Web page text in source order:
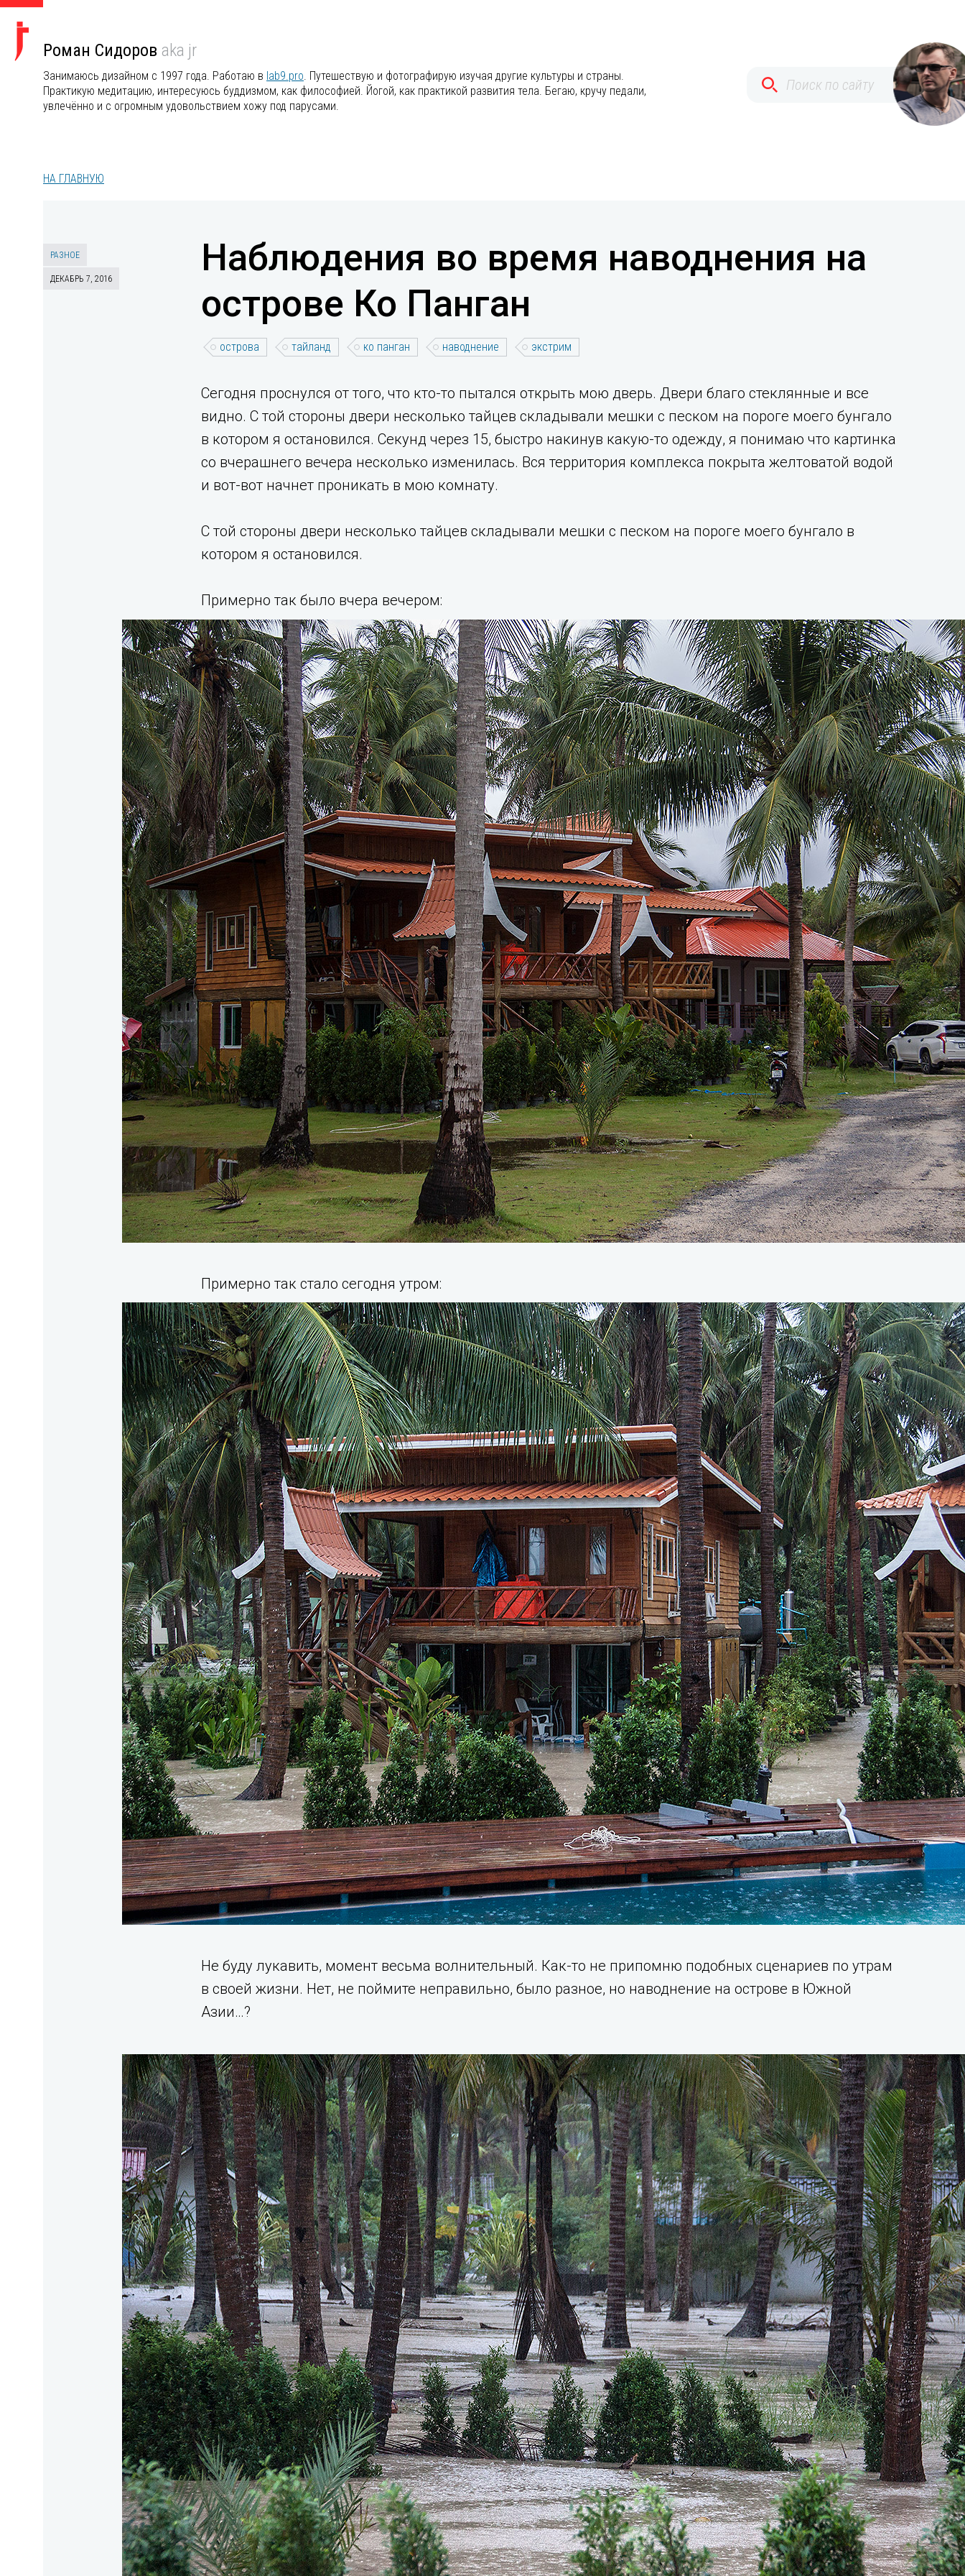
Роман Сидоров aka jr
Занимаюсь дизайном с 1997 года. Работаю в lab9.pro. Путешествую и фотографирую изучая другие культуры и страны.
Практикую медитацию, интересуюсь буддизмом, как философией. Йогой, как практикой развития тела. Бегаю, кручу педали,
увлечённо и с огромным удовольствием хожу под парусами.
НА ГЛАВНУЮ
РАЗНОЕ
ДЕКАБРЬ 7, 2016
Наблюдения во время наводнения на
острове Ко Панган
острова тайланд ко панган наводнение экстрим
Cегодня проснулся от того, что кто-то пытался открыть мою дверь. Двери благо стеклянные и все
видно. С той стороны двери несколько тайцев складывали мешки с песком на пороге моего бунгало
в котором я остановился. Секунд через 15, быстро накинув какую-то одежду, я понимаю что картинка
со вчерашнего вечера несколько изменилась. Вся территория комплекса покрыта желтоватой водой
и вот-вот начнет проникать в мою комнату.
С той стороны двери несколько тайцев складывали мешки с песком на пороге моего бунгало в
котором я остановился.
Примерно так было вчера вечером:
Примерно так стало сегодня утром:
Не буду лукавить, момент весьма волнительный. Как-то не припомню подобных сценариев по утрам
в своей жизни. Нет, не поймите неправильно, было разное, но наводнение на острове в Южной
Азии…?